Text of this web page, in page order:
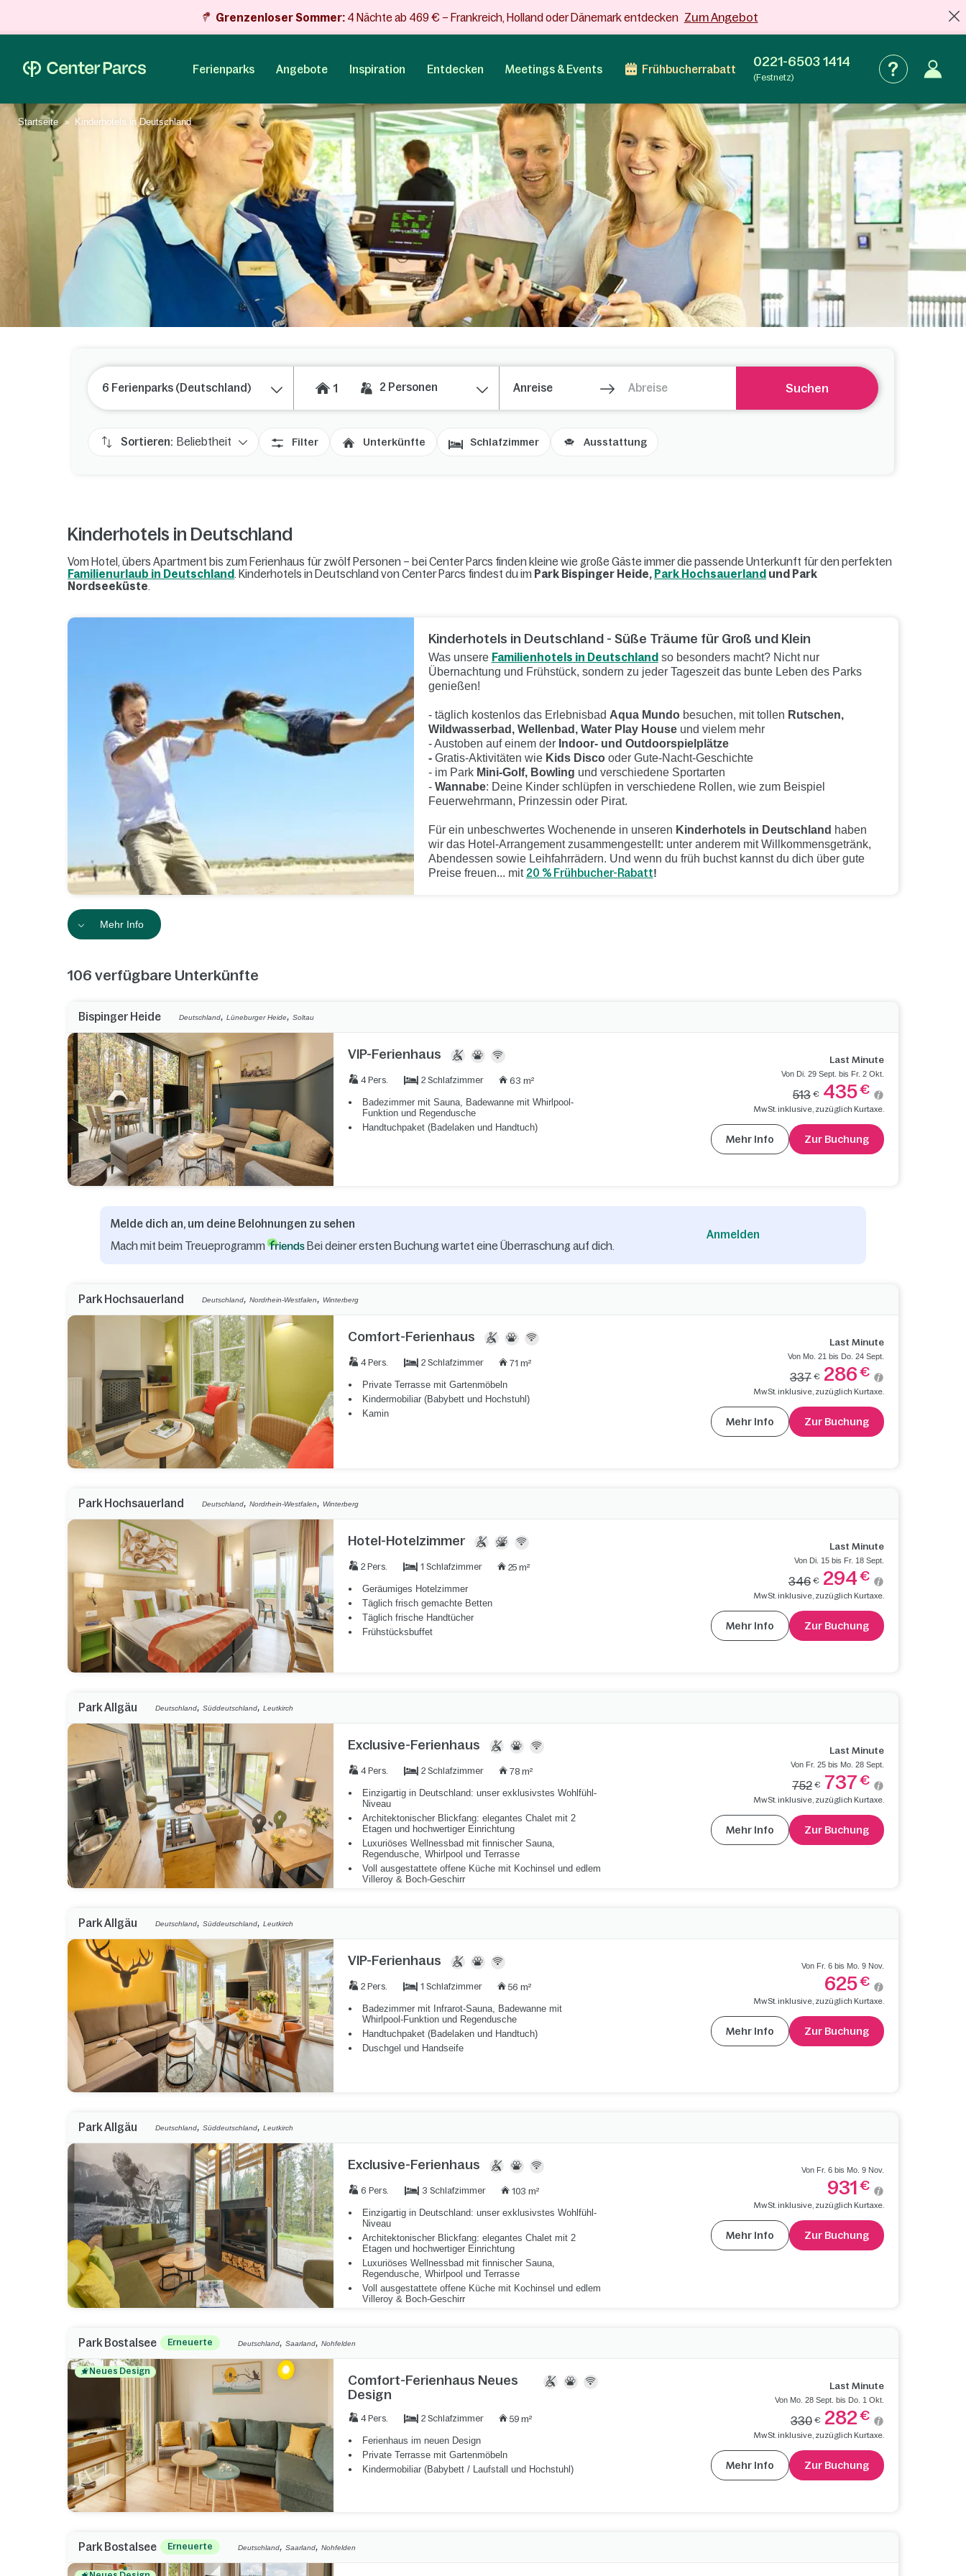
Grenzenloser Sommer: 4 Nächte ab 469 € – Frankreich, Holland oder Dänemark entdecken Zum Angebot
Ferienparks Angebote Inspiration Entdecken Meetings & Events Frühbucherrabatt 0221-6503 1414
(Festnetz)
Startseite Kinderhotels in Deutschland
6 Ferienparks (Deutschland) 1 2 Personen Suchen
Sortieren: Beliebtheit Filter Unterkünfte Schlafzimmer Ausstattung
Kinderhotels in Deutschland
Vom Hotel, übers Apartment bis zum Ferienhaus für zwölf Personen – bei Center Parcs finden kleine wie große Gäste immer die passende Unterkunft für den perfekten
Familienurlaub in Deutschland . Kinderhotels in Deutschland von Center Parcs findest du im Park Bispinger Heide, Park Hochsauerland und Park
Nordseeküste.
Kinderhotels in Deutschland - Süße Träume für Groß und Klein
Was unsere Familienhotels in Deutschland so besonders macht? Nicht nur
Übernachtung und Frühstück, sondern zu jeder Tageszeit das bunte Leben des Parks
genießen!
- täglich kostenlos das Erlebnisbad Aqua Mundobesuchen, mit tollen Rutschen,
Wildwasserbad, Wellenbad, Water Play Houseund vielem mehr
- Austoben auf einem der Indoor- und Outdoorspielplätze
- Gratis-Aktivitäten wie Kids Discooder Gute-Nacht-Geschichte
- im Park Mini-Golf, Bowling und verschiedene Sportarten
- Wannabe: Deine Kinder schlüpfen in verschiedene Rollen, wie zum Beispiel
Feuerwehrmann, Prinzessin oder Pirat.
Für ein unbeschwertes Wochenende in unseren Kinderhotels in Deutschland haben
wir das Hotel-Arrangement zusammengestellt: unter anderem mit Willkommensgetränk,
Abendessen sowie Leihfahrrädern. Und wenn du früh buchst kannst du dich über gute
Preise freuen... mit 20 % Frühbucher-Rabatt!
Mehr Info
106 verfügbare Unterkünfte
Bispinger Heide Deutschland,Lüneburger Heide,Soltau
VIP-Ferienhaus
4 Pers. 2 Schlafzimmer 63 m²
Badezimmer mit Sauna, Badewanne mit Whirlpool-
Funktion und Regendusche
Handtuchpaket (Badelaken und Handtuch)
Last Minute
Von Di. 29 Sept. bis Fr. 2 Okt.
513 € 435€
MwSt. inklusive, zuzüglich Kurtaxe.
Mehr Info Zur Buchung
Melde dich an, um deine Belohnungen zu sehen
Mach mit beim Treueprogramm
Bei deiner ersten Buchung wartet eine Überraschung auf dich.
Anmelden
Park Hochsauerland Deutschland,Nordrhein-Westfalen, Winterberg
Comfort-Ferienhaus
4 Pers. 2 Schlafzimmer 71 m²
Private Terrasse mit Gartenmöbeln
Kindermobiliar (Babybett und Hochstuhl)
Kamin
Last Minute
Von Mo. 21 bis Do. 24 Sept.
337 € 286 €
MwSt. inklusive, zuzüglich Kurtaxe.
Mehr Info Zur Buchung
Park Hochsauerland Deutschland,Nordrhein-Westfalen, Winterberg
Hotel-Hotelzimmer
2 Pers. 1 Schlafzimmer 25 m²
Geräumiges Hotelzimmer
Täglich frisch gemachte Betten
Täglich frische Handtücher
Frühstücksbuffet
Last Minute
Von Di. 15 bis Fr. 18 Sept.
346 € 294 €
MwSt. inklusive, zuzüglich Kurtaxe.
Mehr Info Zur Buchung
Park Allgäu Deutschland,Süddeutschland,Leutkirch
Exclusive-Ferienhaus
4 Pers. 2 Schlafzimmer 78 m²
Einzigartig in Deutschland: unser exklusivstes Wohlfühl-
Niveau
Architektonischer Blickfang: elegantes Chalet mit 2
Etagen und hochwertiger Einrichtung
Luxuriöses Wellnessbad mit finnischer Sauna,
Regendusche, Whirlpool und Terrasse
Voll ausgestattete offene Küche mit Kochinsel und edlem
Villeroy & Boch-Geschirr
Last Minute
Von Fr. 25 bis Mo. 28 Sept.
752 € 737 €
MwSt. inklusive, zuzüglich Kurtaxe.
Mehr Info Zur Buchung
Park Allgäu Deutschland,Süddeutschland,Leutkirch
VIP-Ferienhaus
2 Pers. 1 Schlafzimmer 56 m²
Badezimmer mit Infrarot-Sauna, Badewanne mit
Whirlpool-Funktion und Regendusche
Handtuchpaket (Badelaken und Handtuch)
Duschgel und Handseife
Von Fr. 6 bis Mo. 9 Nov.
625€
MwSt. inklusive, zuzüglich Kurtaxe.
Mehr Info Zur Buchung
Park Allgäu Deutschland,Süddeutschland,Leutkirch
Exclusive-Ferienhaus
6 Pers. 3 Schlafzimmer 103 m²
Einzigartig in Deutschland: unser exklusivstes Wohlfühl-
Niveau
Architektonischer Blickfang: elegantes Chalet mit 2
Etagen und hochwertiger Einrichtung
Luxuriöses Wellnessbad mit finnischer Sauna,
Regendusche, Whirlpool und Terrasse
Voll ausgestattete offene Küche mit Kochinsel und edlem
Villeroy & Boch-Geschirr
Von Fr. 6 bis Mo. 9 Nov.
931 €
MwSt. inklusive, zuzüglich Kurtaxe.
Mehr Info Zur Buchung
Park Bostalsee Erneuerte Deutschland,Saarland,Nohfelden
Neues Design
Comfort-Ferienhaus Neues
Design
4 Pers. 2 Schlafzimmer 59 m²
Ferienhaus im neuen Design
Private Terrasse mit Gartenmöbeln
Kindermobiliar (Babybett / Laufstall und Hochstuhl)
Last Minute
Von Mo. 28 Sept. bis Do. 1 Okt.
330 € 282 €
MwSt. inklusive, zuzüglich Kurtaxe.
Mehr Info Zur Buchung
Park Bostalsee Erneuerte Deutschland,Saarland,Nohfelden